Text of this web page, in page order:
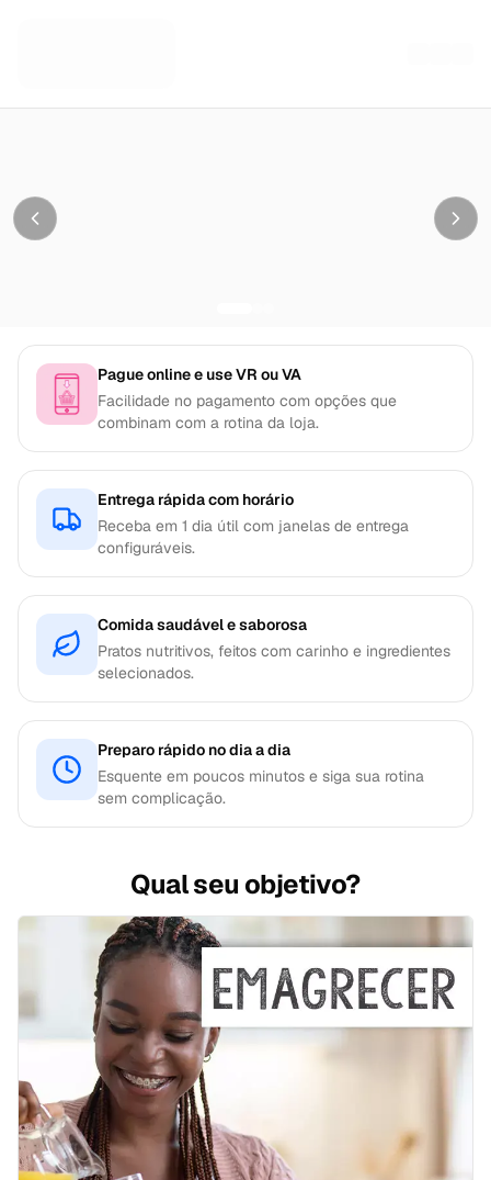
Pague online e use VR ou VA
Facilidade no pagamento com opções que
combinam com a rotina da loja.
Entrega rápida com horário
Receba em 1 dia útil com janelas de entrega
configuráveis.
Comida saudável e saborosa
Pratos nutritivos, feitos com carinho e ingredientes
selecionados.
Preparo rápido no dia a dia
Esquente em poucos minutos e siga sua rotina
sem complicação.
Qual seu objetivo?